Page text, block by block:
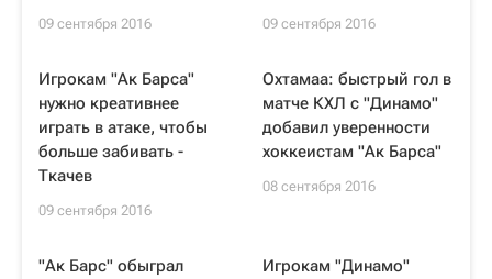
09 сентября 2016 09 сентября 2016
Игрокам "Ак Барса"
нужно креативнее
играть в атаке, чтобы
больше забивать -
Ткачев
09 сентября 2016
Охтамаа: быстрый гол в
матче КХЛ с "Динамо"
добавил уверенности
хоккеистам "Ак Барса"
08 сентября 2016
"Ак Барс" обыграл
Игрокам "Динамо"